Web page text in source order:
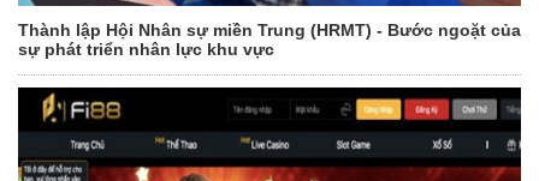
Thành lập Hội Nhân sự miền Trung (HRMT) - Bước ngoặt của
sự phát triển nhân lực khu vực